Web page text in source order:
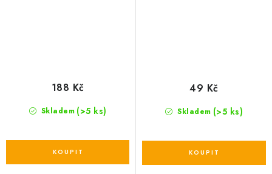
Skladem (>5 ks)
188 Kč
Skladem (>5 ks)
49 Kč